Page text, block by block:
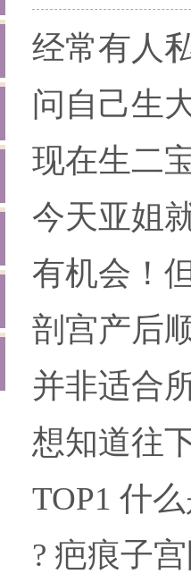
经常有人
问自己生
现在生二
今天亚姐
有机会！
剖宫产后
并非适合
想知道往
TOP1 什
? 疤痕子